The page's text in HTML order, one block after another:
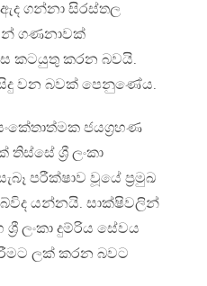
ගන්නා සිරස්තල
ගණනාවක්
කටයුතු කරන බවයි.
වන බවක් පෙනුණේය.
ජයග්‍රහණ
ශ්‍රී ලංකා
පරීක්ෂාව වූයේ ප්‍රමුඛ
යන්නයි. සාක්ෂිවලින්
ලංකා දුම්රිය සේවය
ලක් කරන බවට